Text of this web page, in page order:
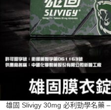
雄固 Slivigy 30mg 必利勁學名藥